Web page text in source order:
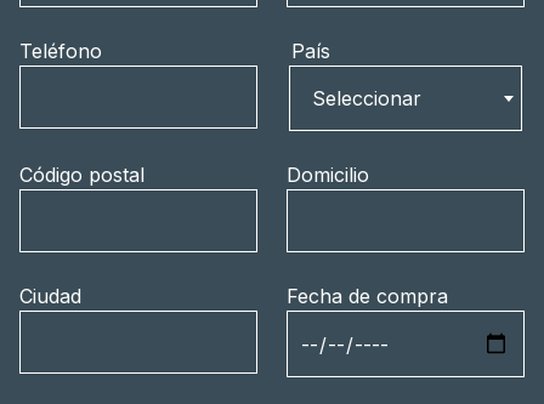
Teléfono
País
Seleccionar
Código postal Domicilio
Ciudad Fecha de compra